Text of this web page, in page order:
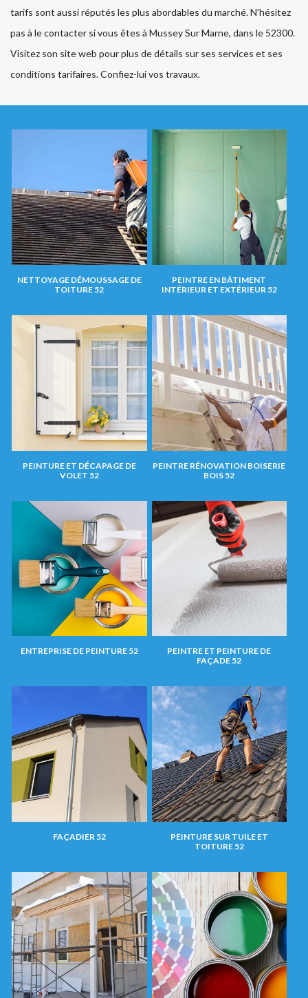
tarifs sont aussi réputés les plus abordables du marché. N’hésitez
pas à le contacter si vous êtes à Mussey Sur Marne, dans le 52300.
Visitez son site web pour plus de détails sur ses services et ses
conditions tarifaires. Confiez-lui vos travaux.
NETTOYAGE DÉMOUSSAGE DE
TOITURE 52
PEINTRE EN BÂTIMENT
INTÉRIEUR ET EXTÉRIEUR 52
PEINTURE ET DÉCAPAGE DE
VOLET 52
PEINTRE RÉNOVATION BOISERIE
BOIS 52
ENTREPRISE DE PEINTURE 52
PEINTRE ET PEINTURE DE
FAÇADE 52
FAÇADIER 52
PEINTURE SUR TUILE ET
TOITURE 52